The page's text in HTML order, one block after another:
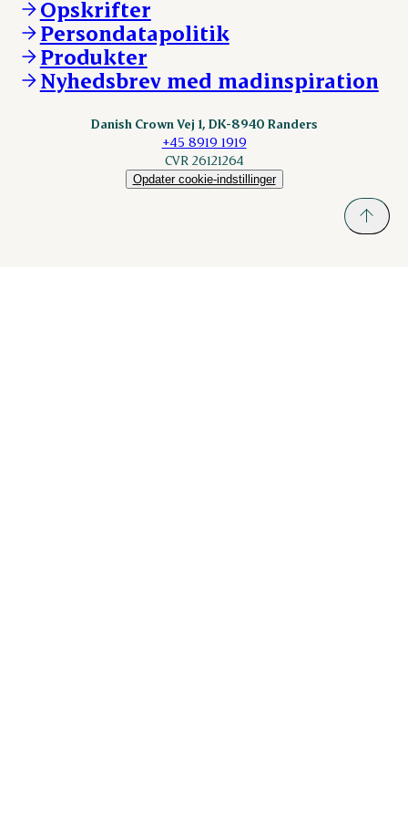
Kontakt
ESS-FOOD.com
Fonden Dansk Gastronomi
KLS.se
nordicspoor.com
Scanhide.dk
Opskrifter
Persondatapolitik
Produkter
Nyhedsbrev med madinspiration
Danish Crown Vej 1, DK-8940 Randers
+45 8919 1919
CVR 26121264
Opdater cookie-indstillinger